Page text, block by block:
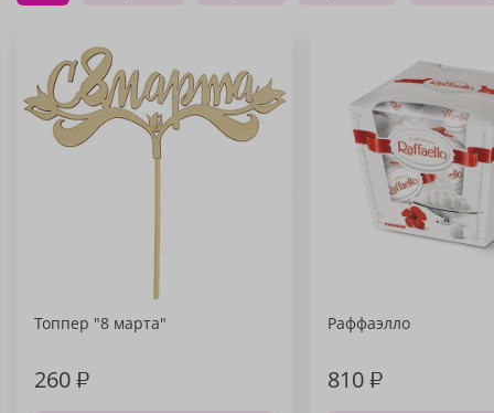
Топпер "8 марта"
260₽
Раффаэлло
810₽